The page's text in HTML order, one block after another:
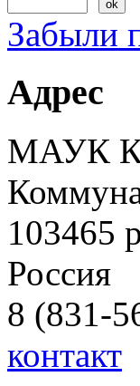
Забыли
Адрес
МАУК
103465
Россия
8 (831-
контакт